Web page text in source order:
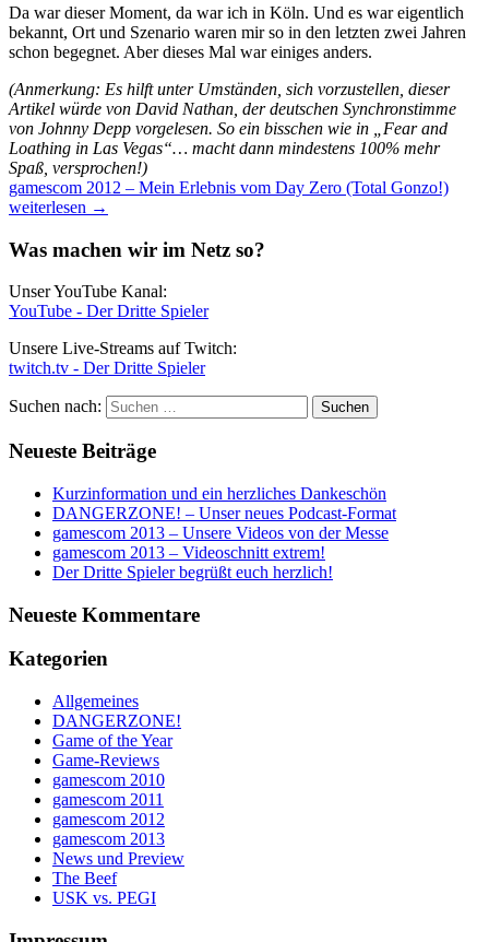
Da war dieser Moment, da war ich in Köln. Und es war eigentlich
bekannt, Ort und Szenario waren mir so in den letzten zwei Jahren
schon begegnet. Aber dieses Mal war einiges anders.
(Anmerkung: Es hilft unter Umständen, sich vorzustellen, dieser
Artikel würde von David Nathan, der deutschen Synchronstimme
von Johnny Depp vorgelesen. So ein bisschen wie in „Fear and
Loathing in Las Vegas“… macht dann mindestens 100% mehr
Spaß, versprochen!)
gamescom 2012 – Mein Erlebnis vom Day Zero (Total Gonzo!)
weiterlesen →
Was machen wir im Netz so?
Unser YouTube Kanal:
YouTube - Der Dritte Spieler
Unsere Live-Streams auf Twitch:
twitch.tv - Der Dritte Spieler
Suchen nach:
Neueste Beiträge
Kurzinformation und ein herzliches Dankeschön
DANGERZONE! – Unser neues Podcast-Format
gamescom 2013 – Unsere Videos von der Messe
gamescom 2013 – Videoschnitt extrem!
Der Dritte Spieler begrüßt euch herzlich!
Neueste Kommentare
Kategorien
Allgemeines
DANGERZONE!
Game of the Year
Game-Reviews
gamescom 2010
gamescom 2011
gamescom 2012
gamescom 2013
News und Preview
The Beef
USK vs. PEGI